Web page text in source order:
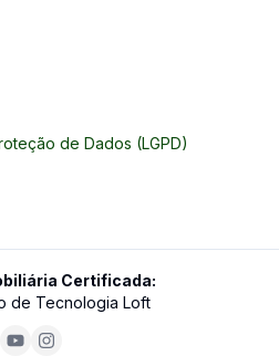
de Dados (LGPD)
Certificada:
de Tecnologia Loft